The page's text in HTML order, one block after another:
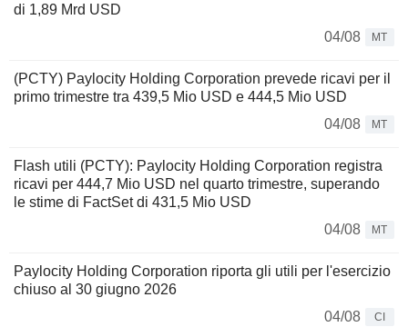
di 1,89 Mrd USD
04/08
MT
(PCTY) Paylocity Holding Corporation prevede ricavi per il
primo trimestre tra 439,5 Mio USD e 444,5 Mio USD
04/08
MT
Flash utili (PCTY): Paylocity Holding Corporation registra
ricavi per 444,7 Mio USD nel quarto trimestre, superando
le stime di FactSet di 431,5 Mio USD
04/08
MT
Paylocity Holding Corporation riporta gli utili per l'esercizio
chiuso al 30 giugno 2026
04/08
CI